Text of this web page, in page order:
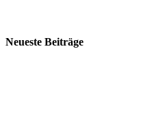
Neueste Beiträge